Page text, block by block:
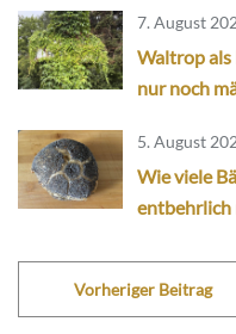
7. August
Waltrop als
nur noch
5. August
Wie viele
entbehrlich
Vorheriger Beitrag